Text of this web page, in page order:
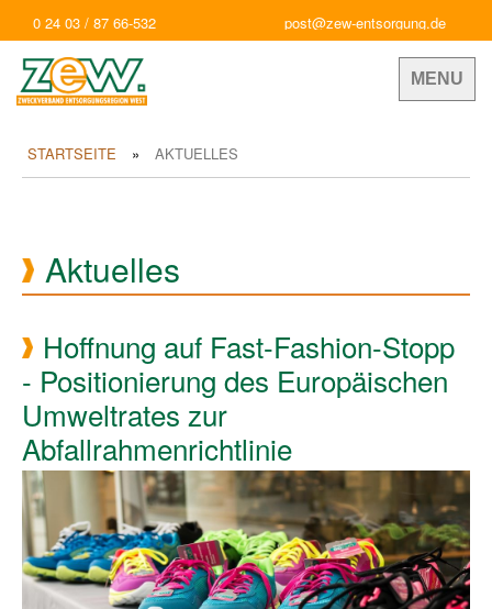
0 24 03 / 87 66-532 post@zew-entsorgung.de
MENU
STARTSEITE AKTUELLES
Aktuelles
Hoffnung auf Fast-Fashion-Stopp
- Positionierung des Europäischen
Umweltrates zur
Abfallrahmenrichtlinie